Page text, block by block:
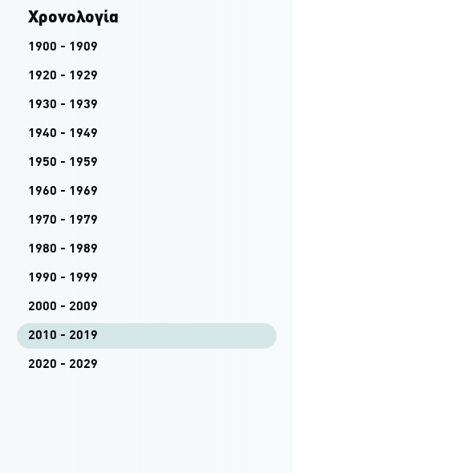
Χρονολογία
1900 - 1909
1920 - 1929
1930 - 1939
1940 - 1949
1950 - 1959
1960 - 1969
1970 - 1979
1980 - 1989
1990 - 1999
2000 - 2009
2010 - 2019
2020 - 2029